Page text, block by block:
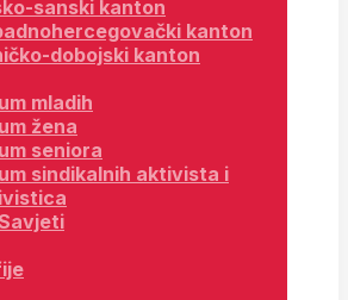
sanski kanton
kanton
dobojski kanton
mladih
žena
seniora
sindikalnih aktivista i